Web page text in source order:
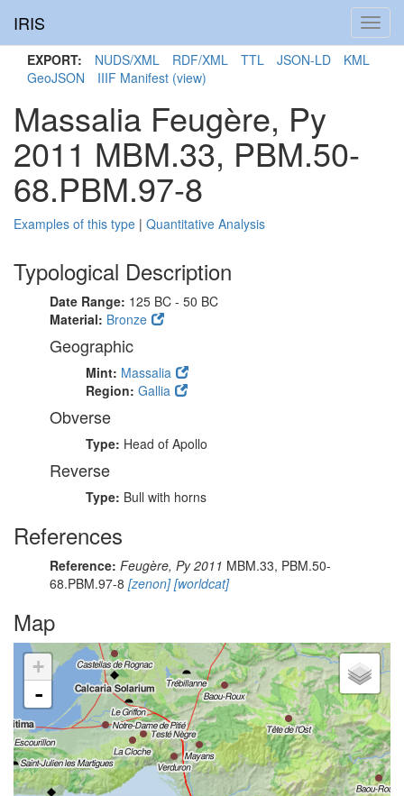
IRIS
EXPORT: NUDS/XML RDF/XML TTL JSON-LD
KML
GeoJSON
IIIF Manifest (view)
Massalia Feugère, Py
2011 MBM.33, PBM.50-
68.PBM.97-8
Examples of this type | Quantitative Analysis
Typological Description
Date Range: 125 BC - 50 BC
Material: Bronze
Geographic
Mint: Massalia
Region: Gallia
Obverse
Type: Head of Apollo
Reverse
Type: Bull with horns
References
Reference: Feugère, Py 2011 MBM.33, PBM.50-
68.PBM.97-8 [zenon][worldcat]
Map
+
-